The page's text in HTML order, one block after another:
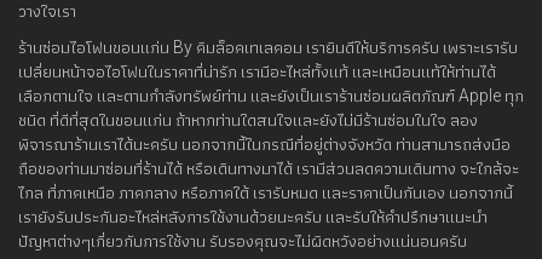
วางใจเรา
ร้านซ่อมไอโฟนขอนแก่น By คิมล็อคเทเลคอม เรายินดีให้บริการครับ เพราะเรารับ
เปลี่ยนหน้าจอไอโฟนในราคาที่น่ารัก เรามีอะไหล่ทั้งแท้ และเหมือนแท้ให้ท่านได้
เลือกตามใจ และตามกำลังทรัพย์ท่าน และยังเป็นเราร้านซ่อมผลิตภัณฑ์ Apple ทุก
ชนิด ที่ดีที่สุดในขอนแก่น ถ้าหากท่านใดสนใจและยังไม่มีร้านซ่อมในใจ ลอง
พิจารณาร้านเราได้นะครับ นอกจากนี้ในกรณีที่อยู่ต่างจังหวัด ท่านสามารถส่งมือ
ถือของท่านมาซ่อมที่ร้านได้ หรือเดินทางมาได้ เรามีส่วนลดความเดินทาง จะใกล้จะ
ไกล ที่ภาคเหนือ ภาคกลาง หรือภาคใต้ เรารับหมด และราคาเป็นกันเอง นอกจากนี้
เรายังรับประกันอะไหล่หลังการใช้งานด้วยนะครับ และรับให้คำปรึกษาแนะนำ
ปัญหาต่างๆเกี่ยวกับการใช้งาน รับรองคุณจะไม่ผิดหวังอย่างแน่นอนครับ